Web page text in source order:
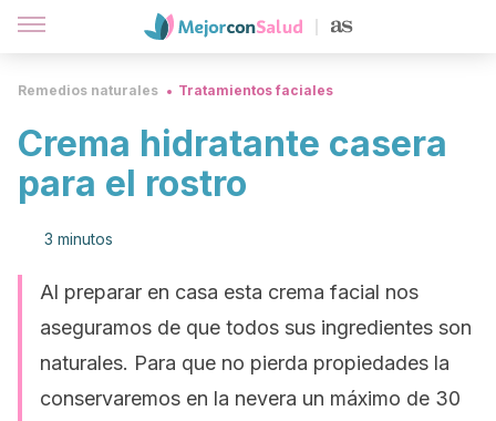
Remedios naturales Tratamientos faciales
Crema hidratante casera
para el rostro
3 minutos
Al preparar en casa esta crema facial nos
aseguramos de que todos sus ingredientes son
naturales. Para que no pierda propiedades la
conservaremos en la nevera un máximo de 30